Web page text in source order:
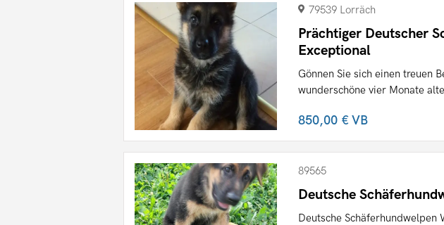
79539 Lorräch
Prächtiger Deutscher
Exceptional
Gönnen Sie sich einen treuen
wunderschöne vier Monate
850,00 €VB
89565
Deutsche
Deutsche